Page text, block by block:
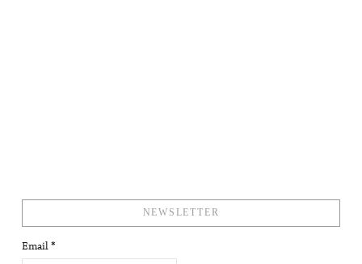
NEWSLETTER
Email*